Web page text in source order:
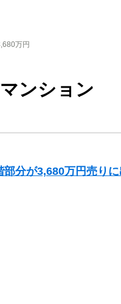
万円
ンション
分が3,680万円売り